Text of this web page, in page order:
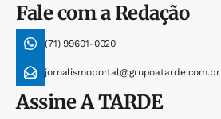
Fale com a Redação
(71) 99601-0020
jornalismoportal@grupoatarde.com.br
AssineA TARDE